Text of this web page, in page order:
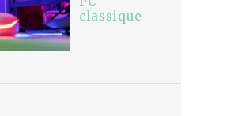
classique